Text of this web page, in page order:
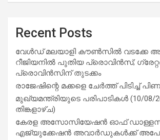
Recent Posts
വേൾഡ് മലയാളി കൗൺസിൽ വടക്കേ
റീജിയനിൽ പുതിയ പ്രൊവിൻസ്;
പ്രൊവിൻസിന് തുടക്കം
രാജേഷിന്റെ മക്കളെ ചേർത്ത് പിടിച്ച്
മുഖ്യമന്ത്രിയുടെ പരിപാടികൾ (10/08/
തിങ്കളാഴ്ച)
കേരള അസോസിയേഷൻ ഓഫ് ഡാള്ളസ്
എജ്യുക്കേഷൻ അവാർഡുകൾക്ക്